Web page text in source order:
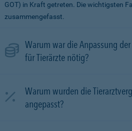
GOT) in Kraft getreten. Die wichtigsten
zusammengefasst.
Warum war die Anpassung
für Tierärzte nötig?
Warum wurden die
angepasst?